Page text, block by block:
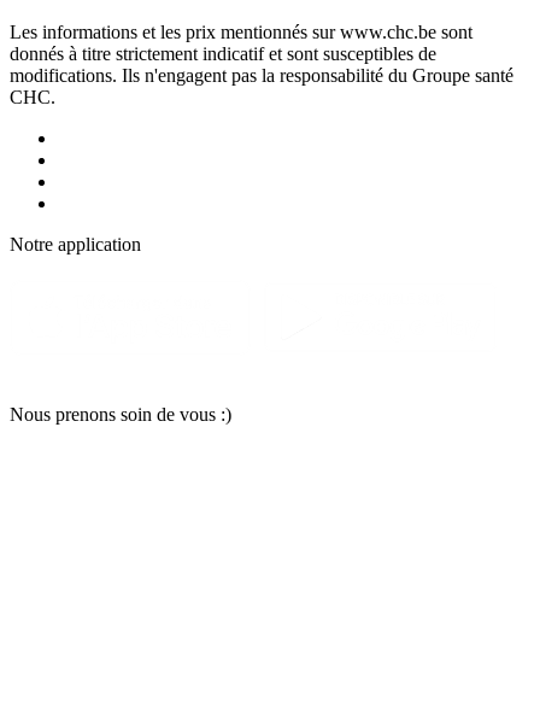
Les informations et les prix mentionnés sur www.chc.be sont
donnés à titre strictement indicatif et sont susceptibles de
modifications. Ils n'engagent pas la responsabilité du Groupe santé
CHC.
Notre application
Nous prenons soin de vous :)